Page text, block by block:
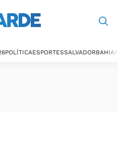
POLÍTICAESPORTESSALVADORBAHIA